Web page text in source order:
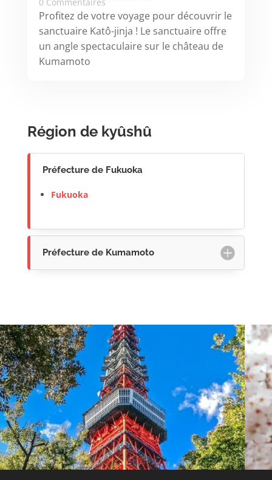
Profitez de votre voyage pour découvrir le
sanctuaire Katô-jinja ! Le sanctuaire offre
un angle spectaculaire sur le château de
Kumamoto
Région de kyûshû
Préfecture de Fukuoka
Fukuoka
Préfecture de Kumamoto